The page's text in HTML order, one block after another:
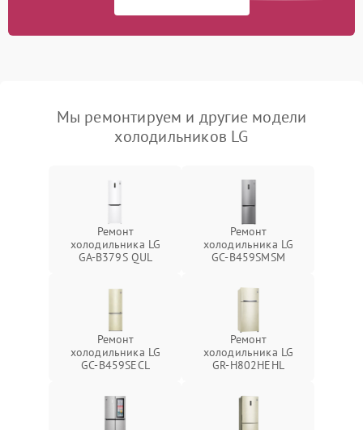
Мы ремонтируем и другие модели
холодильников LG
Ремонт
холодильника LG
GA-B379S QUL
Ремонт
холодильника LG
GC-B459SMSM
Ремонт
холодильника LG
GC-B459SECL
Ремонт
холодильника LG
GR-H802HEHL